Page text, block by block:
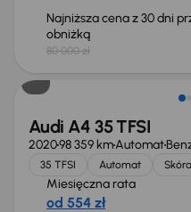
Najniższa cena z 30 dni
obniżką
80 000 zł
Taniej o 2 000 zł
Audi A4 35 TFSI
202098 359 kmAutomat
35 TFSI Automat Skóra
Miesięczna rata
od 554 zł